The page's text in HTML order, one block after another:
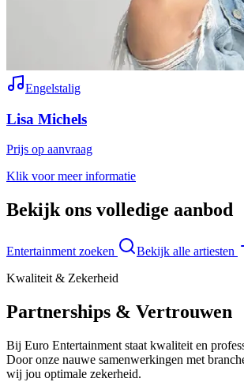
Engelstalig
Lisa Michels
Prijs op aanvraag
Klik voor meer informatie
Bekijk ons volledige aanbod
Entertainment zoeken
Bekijk alle artiesten
Kwaliteit & Zekerheid
Partnerships & Vertrouwen
Bij Euro Entertainment staat kwaliteit en
Door onze nauwe samenwerkingen met
wij jou optimale zekerheid.